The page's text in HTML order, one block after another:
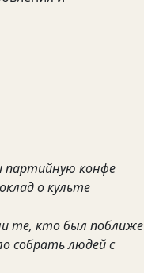
партийную конфе
о культе
те, кто был поближе
собрать людей с